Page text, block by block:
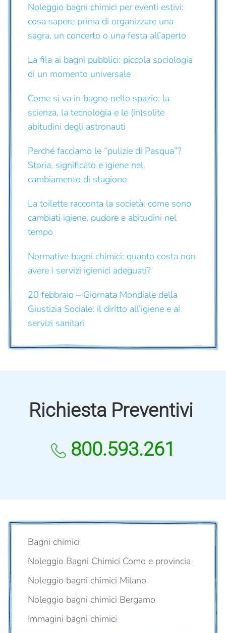
Noleggio bagni chimici per eventi estivi:
cosa sapere prima di organizzare una
sagra, un concerto o una festa all’aperto
La fila ai bagni pubblici: piccola sociologia
di un momento universale
Come si va in bagno nello spazio: la
scienza, la tecnologia e le (in)solite
abitudini degli astronauti
Perché facciamo le “pulizie di Pasqua”?
Storia, significato e igiene nel
cambiamento di stagione
La toilette racconta la società: come sono
cambiati igiene, pudore e abitudini nel
tempo
Normative bagni chimici: quanto costa non
avere i servizi igienici adeguati?
20 febbraio – Giornata Mondiale della
Giustizia Sociale: il diritto all’igiene e ai
servizi sanitari
Richiesta Preventivi
800.593.261
Bagni chimici
Noleggio Bagni Chimici Como e provincia
Noleggio bagni chimici Milano
Noleggio bagni chimici Bergamo
Immagini bagni chimici